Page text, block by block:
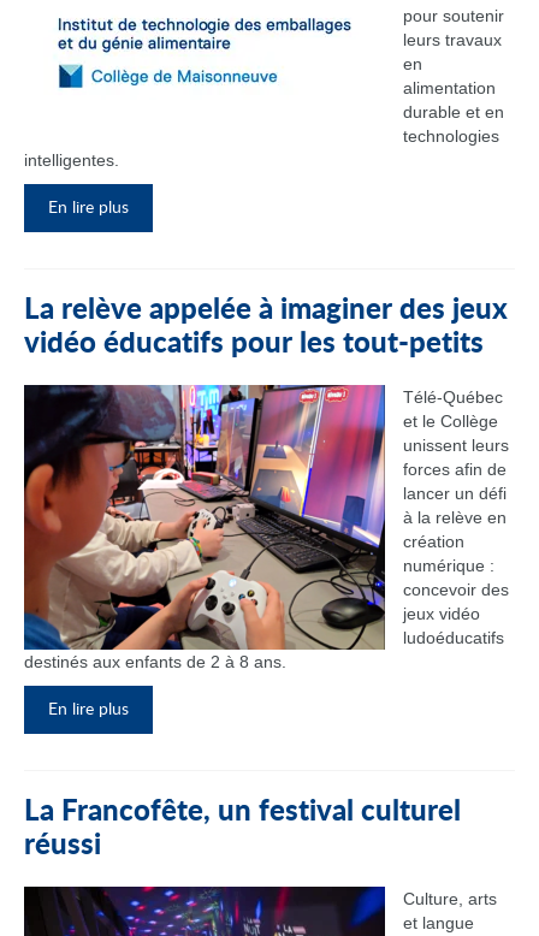
pour soutenir
leurs travaux
en
alimentation
durable et en
technologies
intelligentes.
En lire plus
La relève appelée à imaginer des jeux
vidéo éducatifs pour les tout-petits
Télé-Québec
et le Collège
unissent leurs
forces afin de
lancer un défi
à la relève en
création
numérique :
concevoir des
jeux vidéo
ludoéducatifs
destinés aux enfants de 2 à 8 ans.
En lire plus
La Francofête, un festival culturel
réussi
Culture, arts
et langue